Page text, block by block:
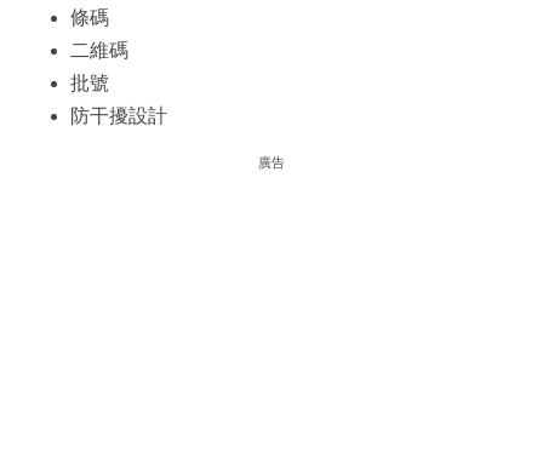
條碼
二維碼
批號
防干擾設計
廣告